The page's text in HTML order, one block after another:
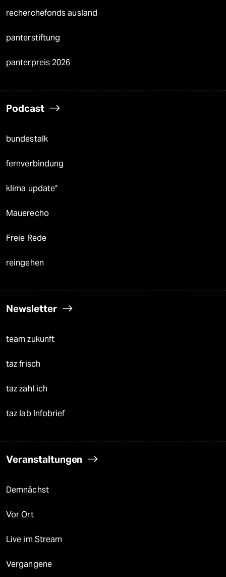
recherchefonds ausland
panterstiftung
panterpreis 2026
Podcast
bundestalk
fernverbindung
klima update°
Mauerecho
Freie Rede
reingehen
Newsletter
team zukunft
taz frisch
taz zahl ich
taz lab Infobrief
Veranstaltungen
Demnächst
Vor Ort
Live im Stream
Vergangene